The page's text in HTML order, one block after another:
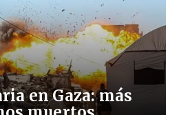
en Gaza: más